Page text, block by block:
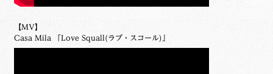
【MV】
Casa Mila 「Love Squall(ラブ・スコール)」